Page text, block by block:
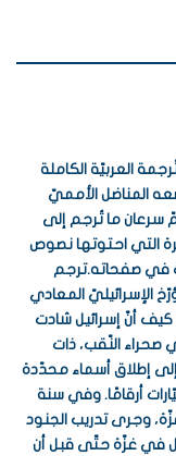
العربيّة الكاملة
المناضل الأمميّ
ثمّ سرعان ما تُرجم إلى
التي احتوتها نصوص
في صفحاته.ترجم
الإسرائيليّ المعادي
أنّ إسرائيل شادت
في صحراء النّقب، ذات
إطلاق أسماء محدّدة
أرقامًا. وفي سنة
غزّة، وجرى تدريب الجنود
في غزّة حتّى قبل أن